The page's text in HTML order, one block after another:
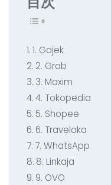
1. Gojek
2. Grab
3. Maxim
4. Tokopedia
5. Shopee
6. Traveloka
7. WhatsApp
8. Linkaja
9. OVO